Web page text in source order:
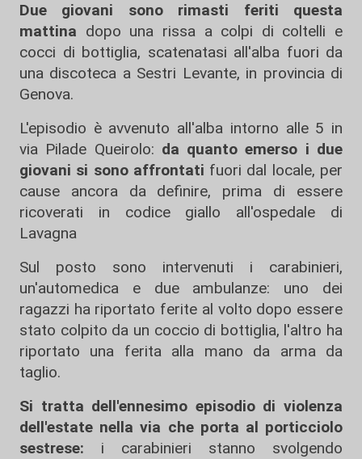
Due giovani sono rimasti feriti questa
mattina dopo una rissa a colpi di coltelli e
cocci di bottiglia, scatenatasi all'alba fuori da
una discoteca a Sestri Levante, in provincia di
Genova.
L'episodio è avvenuto all'alba intorno alle 5 in
via Pilade Queirolo: da quanto emerso i due
giovani si sono affrontati fuori dal locale, per
cause ancora da definire, prima di essere
ricoverati in codice giallo all'ospedale di
Lavagna
Sul posto sono intervenuti i carabinieri,
un'automedica e due ambulanze: uno dei
ragazzi ha riportato ferite al volto dopo essere
stato colpito da un coccio di bottiglia, l'altro ha
riportato una ferita alla mano da arma da
taglio.
Si tratta dell'ennesimo episodio di violenza
dell'estate nella via che porta al porticciolo
sestrese: i carabinieri stanno svolgendo